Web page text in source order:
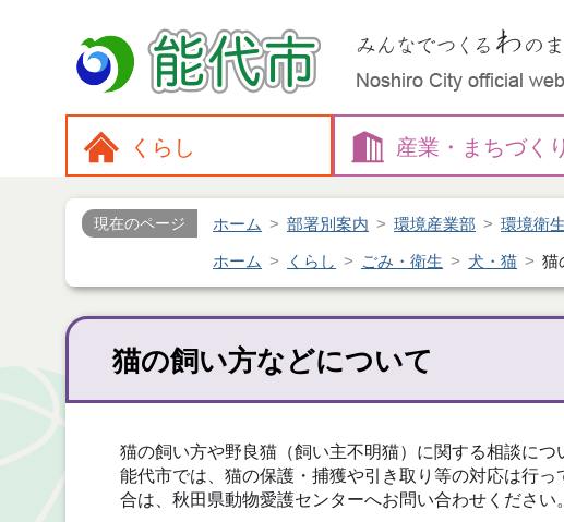
くらし 産業・ まちづくり
現在のページ ホーム 部署別案内 環境産業部 環境衛
ホーム くらし ごみ・衛生 犬・猫 猫
猫の飼い方などについて
猫の飼い方や野良猫（飼い主不明猫）に関する相談に
能代市では、猫の保護・捕獲や引き取り等の対応は行
合は、秋田県動物愛護センターへお問い合わせください。